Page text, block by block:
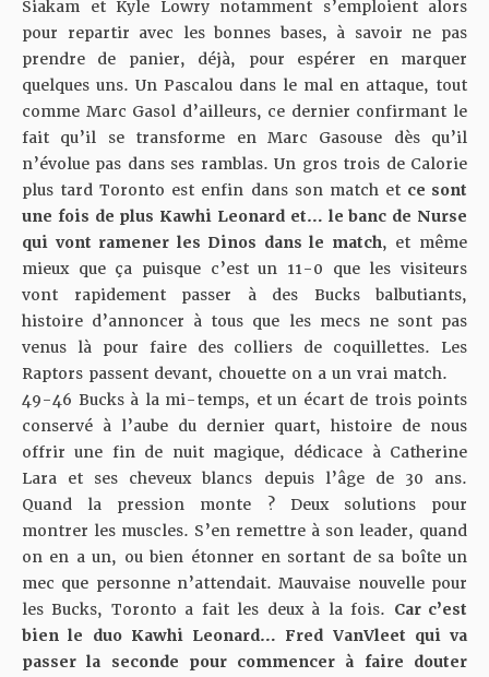
Siakam et Kyle Lowry notamment s’emploient alors
pour repartir avec les bonnes bases, à savoir ne pas
prendre de panier, déjà, pour espérer en marquer
quelques uns. Un Pascalou dans le mal en attaque, tout
comme Marc Gasol d’ailleurs, ce dernier confirmant le
fait qu’il se transforme en Marc Gasouse dès qu’il
n’évolue pas dans ses ramblas. Un gros trois de Calorie
plus tard Toronto est enfin dans son match et ce sont
une fois de plus Kawhi Leonard et… le banc de Nurse
qui vont ramener les Dinos dans le match, et même
mieux que ça puisque c’est un 11-0 que les visiteurs
vont rapidement passer à des Bucks balbutiants,
histoire d’annoncer à tous que les mecs ne sont pas
venus là pour faire des colliers de coquillettes. Les
Raptors passent devant, chouette on a un vrai match.
49-46 Bucks à la mi-temps, et un écart de trois points
conservé à l’aube du dernier quart, histoire de nous
offrir une fin de nuit magique, dédicace à Catherine
Lara et ses cheveux blancs depuis l’âge de 30 ans.
Quand la pression monte ? Deux solutions pour
montrer les muscles. S’en remettre à son leader, quand
on en a un, ou bien étonner en sortant de sa boîte un
mec que personne n’attendait. Mauvaise nouvelle pour
les Bucks, Toronto a fait les deux à la fois. Car c’est
bien le duo Kawhi Leonard… Fred VanVleet qui va
passer la seconde pour commencer à faire douter